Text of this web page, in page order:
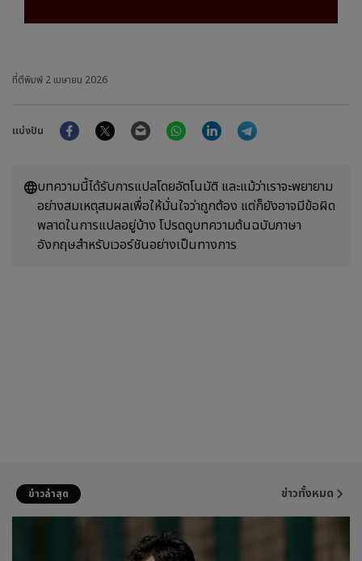
ที่ตีพิมพ์ 2 เมษายน 2026
แบ่งปัน
FacebookTwitter Email WhatsAppLinkedIn
บทความนี้ได้รับการแปลโดยอัตโนมัติ และแม้ว่าเราจะพยายาม
อย่างสมเหตุสมผลเพื่อให้มั่นใจว่าถูกต้อง แต่ก็ยังอาจมีข้อผิด
พลาดในการแปลอยู่บ้าง โปรดดูบทความต้นฉบับภาษา
อังกฤษสำหรับเวอร์ชันอย่างเป็นทางการ
ข่าวล่าสุด ข่าวทั้งหมด